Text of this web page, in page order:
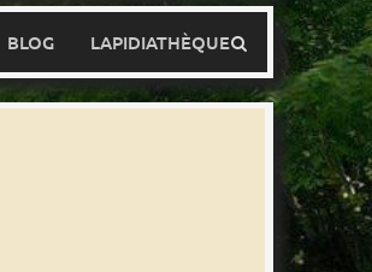
BLOG LAPIDIATHÈQUE